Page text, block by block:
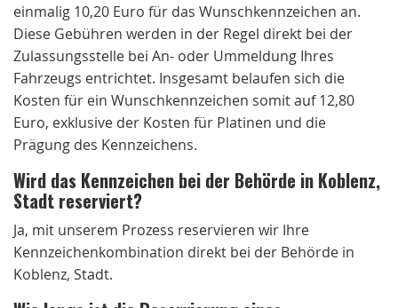
einmalig 10,20 Euro für das Wunschkennzeichen an.
Diese Gebühren werden in der Regel direkt bei der
Zulassungsstelle bei An- oder Ummeldung Ihres
Fahrzeugs entrichtet. Insgesamt belaufen sich die
Kosten für ein Wunschkennzeichen somit auf 12,80
Euro, exklusive der Kosten für Platinen und die
Prägung des Kennzeichens.
Wird das Kennzeichen bei der Behörde in Koblenz,
Stadt reserviert?
Ja, mit unserem Prozess reservieren wir Ihre
Kennzeichenkombination direkt bei der Behörde in
Koblenz, Stadt.